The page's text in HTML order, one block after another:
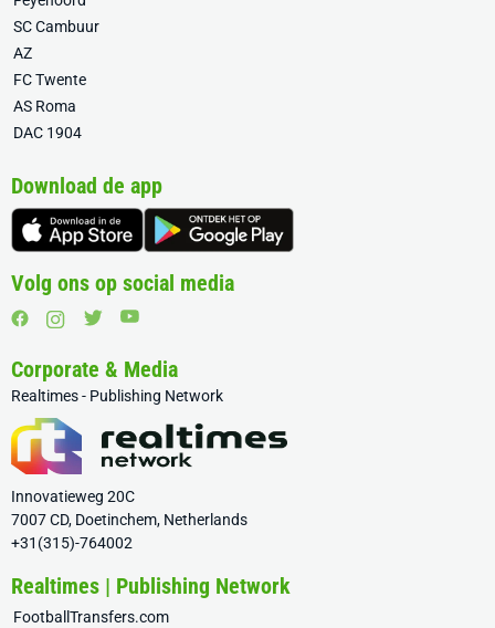
SC Cambuur
AZ
FC Twente
AS Roma
DAC 1904
Download de app
Volg ons op social media
Corporate & Media
Realtimes - Publishing Network
Innovatieweg 20C
7007 CD, Doetinchem, Netherlands
+31(315)-764002
Realtimes | Publishing Network
FootballTransfers.com